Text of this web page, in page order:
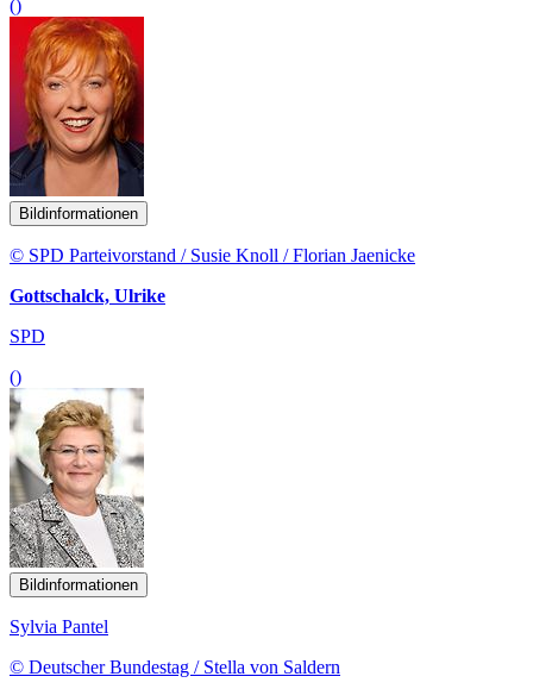
()
Bildinformationen
© SPD Parteivorstand / Susie Knoll / Florian Jaenicke
Gottschalck, Ulrike
SPD
()
Bildinformationen
Sylvia Pantel
© Deutscher Bundestag / Stella von Saldern